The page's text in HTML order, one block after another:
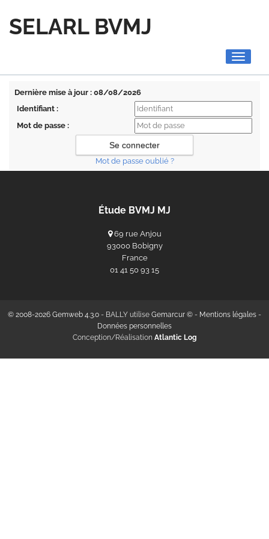
SELARL BVMJ
Toggle
Dernière mise à jour : 08/08/2026
Identifiant :
Mot de passe :
Mot de passe oublié ?
Étude BVMJ MJ
69 rue Anjou
93000 Bobigny
France
‭01 41 50 93 15‬
© 2008-2026 Gemweb 4.3.0 - BALLY utilise Gemarcur © - Mentions légales -
Données personnelles
Conception/Réalisation Atlantic Log